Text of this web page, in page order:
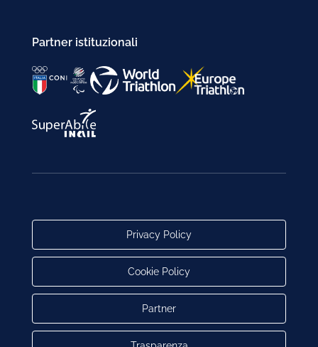
Partner istituzionali
Privacy Policy
Cookie Policy
Partner